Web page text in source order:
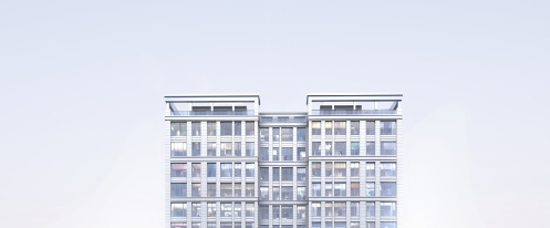
허위 정보를 입력해서는 안 됩니다.
타인의 개인정보를 무단으로 수집·이용·도용하거나 허위 사실 및 악의적인 내용을 등록
하는 경우, 관련 법령에 따라 민사상 손해배상 책임 및 형사처벌 대상이 될 수 있습니다.
특히 아래와 같은 행위는 금지됩니다.
* 타인의 이름 및 연락처를 무단으로 입력하는 행위